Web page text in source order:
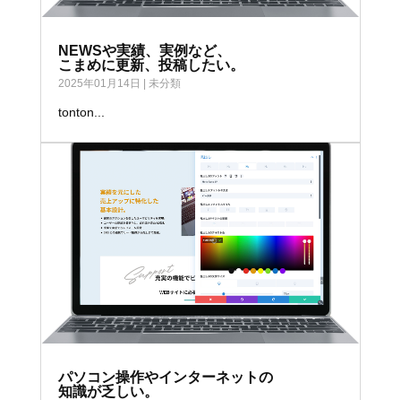
NEWSや実績、実例など、
こまめに更新、投稿したい。
2025年01月14日 未分類
tonton...
パソコン操作やインターネットの
知識が乏しい。